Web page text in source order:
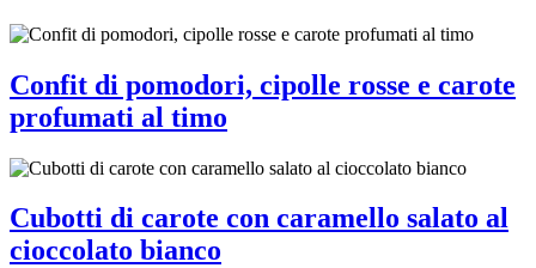
Confit di pomodori, cipolle rosse e carote
profumati al timo
Cubotti di carote con caramello salato al
cioccolato bianco